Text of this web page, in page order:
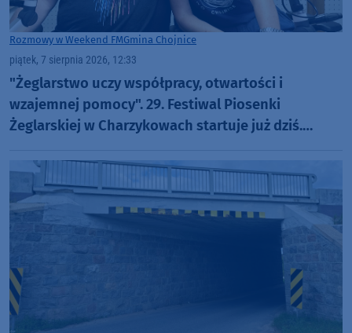
Rozmowy w Weekend FMGmina Chojnice
piątek, 7 sierpnia 2026, 12:33
"Żeglarstwo uczy współpracy, otwartości i
wzajemnej pomocy". 29. Festiwal Piosenki
Żeglarskiej w Charzykowach startuje już dziś.